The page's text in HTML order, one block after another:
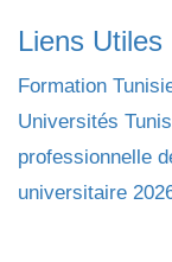
Liens Utiles
Formation
Universités
professionnelle
universitaire